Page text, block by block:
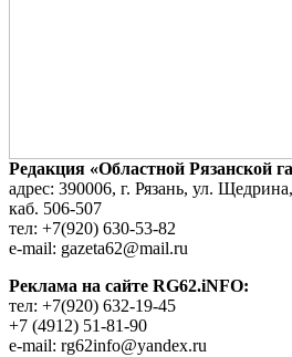
Редакция «Областной Рязанской
адрес: 390006, г. Рязань, ул.
каб. 506-507
тел: +7(920) 630-53-82
e-mail: gazeta62@mail.ru
Реклама на сайте RG62.iNFO:
тел: +7(920) 632-19-45
+7 (4912) 51-81-90
e-mail: rg62info@yandex.ru